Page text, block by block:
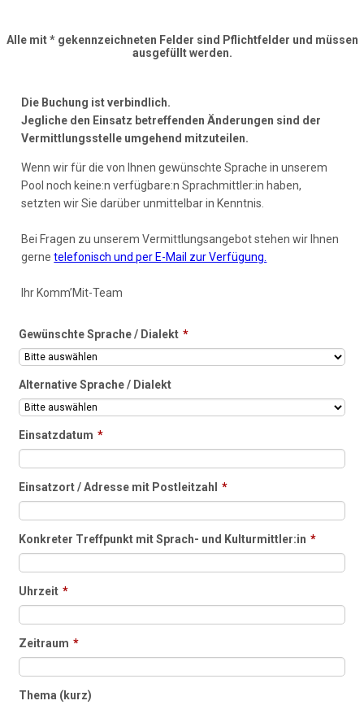
Alle mit * gekennzeichneten Felder sind Pflichtfelder und müssen
ausgefüllt werden.
Die Buchung ist verbindlich.
Jegliche den Einsatz betreffenden Änderungen sind der
Vermittlungsstelle umgehend mitzuteilen.
Wenn wir für die von Ihnen gewünschte Sprache in unserem
Pool noch keine:n verfügbare:n Sprachmittler:in haben,
setzten wir Sie darüber unmittelbar in Kenntnis.
Bei Fragen zu unserem Vermittlungsangebot stehen wir Ihnen
gernetelefonisch und per E-Mail zur Verfügung.
Ihr Komm’Mit-Team
Gewünschte Sprache / Dialekt *
Alternative Sprache / Dialekt
Einsatzdatum *
Einsatzort / Adresse mit Postleitzahl *
Konkreter Treffpunkt mit Sprach- und Kulturmittler:in *
Uhrzeit *
Zeitraum *
Thema (kurz)